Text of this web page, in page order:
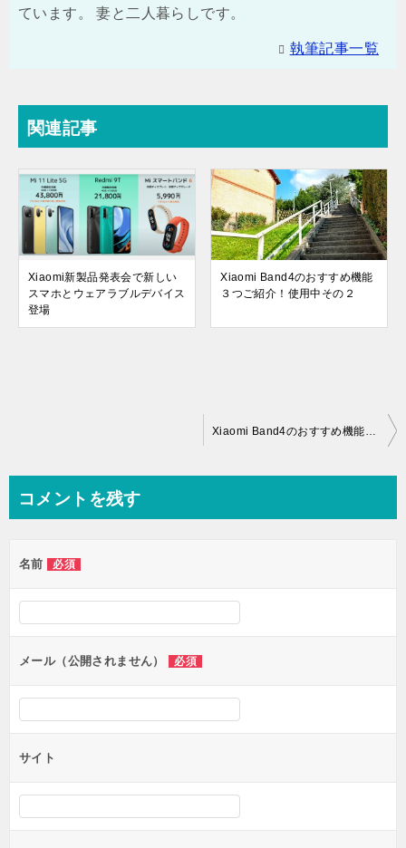
ています。 妻と二人暮らしです。
執筆記事一覧
関連記事
Xiaomi新製品発表会で新しい
スマホとウェアラブルデバイス
登場
Xiaomi Band4のおすすめ機能
３つご紹介！使用中その２
ビ
ー
シ
ン
Xiaomi Band4のおすすめ機能３つご紹介！使用中その２
コメントを残す
名前 必須
メール（公開されません） 必須
サイト